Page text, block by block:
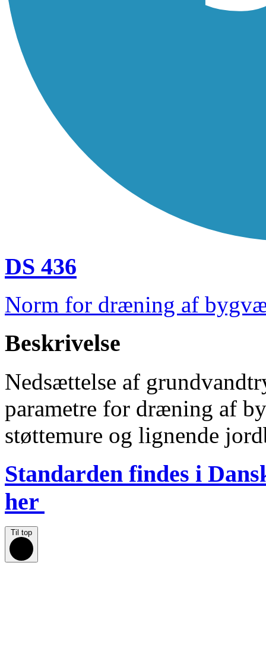
DS 436
Norm for dræning af
Beskrivelse
Nedsættelse af
parametre for dræning af
støttemure og lignende
Standarden findes i
her
Til top